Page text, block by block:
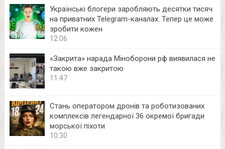
Українські блогери заробляють десятки тисяч
на приватних Telegram-каналах. Тепер це може
зробити кожен
12:06
«Закрита» нарада Міноборони рф виявилася не
такою вже закритою
11:47
Стань оператором дронів та роботизованих
комплексів легендарної 36 окремої бригади
морської піхоти
10:30